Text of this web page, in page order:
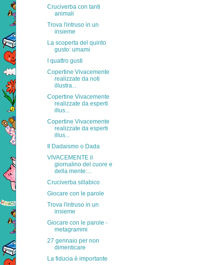
Cruciverba con tanti
animali
Trova l'intruso in un
insieme
La scoperta del quinto
gusto: umami
I quattro gusti
Copertine Vivacemente
realizzate da noti
illustra...
Copertine Vivacemente
realizzate da esperti
illus...
Copertine Vivacemente
realizzate da esperti
illus...
Il Dadaismo o Dada
VIVACEMENTE il
giornalino del cuore e
della mente:...
Cruciverba sillabico
Giocare con le parole
Trova l'intruso in un
insieme
Giocare con le parole -
metagrammi
27 gennaio per non
dimenticare
La fiducia è importante